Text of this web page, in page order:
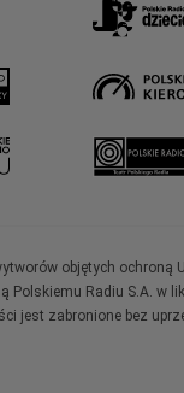
objętych ochroną
Polskiemu Radiu S.A. w
jest zabronione bez